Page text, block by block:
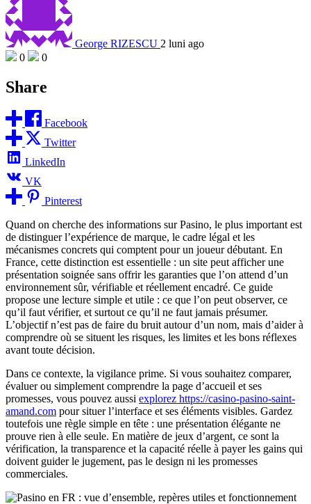
George RIZESCU 2 luni ago
0
0
Share
Facebook
Twitter
LinkedIn
VK
Pinterest
Quand on cherche des informations sur Pasino, le plus important est
de distinguer l’expérience de marque, le cadre légal et les
mécanismes concrets qui comptent pour un joueur débutant. En
France, cette distinction est essentielle : un site peut afficher une
présentation soignée sans offrir les garanties que l’on attend d’un
environnement sûr, vérifiable et réellement encadré. Ce guide
propose une lecture simple et utile : ce que l’on peut observer, ce
qu’il faut vérifier, et surtout ce qu’il ne faut jamais présumer.
L’objectif n’est pas de faire du bruit autour d’un nom, mais d’aider à
comprendre où se situent les risques, les limites et les bons réflexes
avant toute décision.
Dans ce contexte, la vigilance prime. Si vous souhaitez comparer,
évaluer ou simplement comprendre la page d’accueil et ses
promesses, vous pouvez aussi explorez https://casino-pasino-saint-
amand.com pour situer l’interface et ses éléments visibles. Gardez
toutefois une règle simple en tête : une présentation élégante ne
prouve rien à elle seule. En matière de jeux d’argent, ce sont la
vérification, la transparence et la capacité réelle à payer les gains qui
doivent guider le jugement, pas le design ni les promesses
commerciales.